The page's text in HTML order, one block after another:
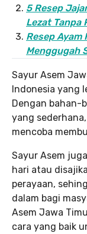
5 Resep
Lezat Tanpa
Resep Ayam
Menggugah
Sayur Asem
Indonesia yang
Dengan bahan-
yang
mencoba
Sayur Asem
hari atau
perayaan,
dalam bagi
Asem Jawa
cara yang baik